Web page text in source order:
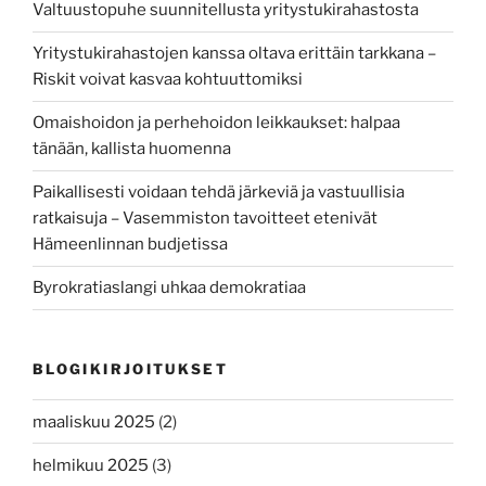
Valtuustopuhe suunnitellusta yritystukirahastosta
Yritystukirahastojen kanssa oltava erittäin tarkkana –
Riskit voivat kasvaa kohtuuttomiksi
Omaishoidon ja perhehoidon leikkaukset: halpaa
tänään, kallista huomenna
Paikallisesti voidaan tehdä järkeviä ja vastuullisia
ratkaisuja – Vasemmiston tavoitteet etenivät
Hämeenlinnan budjetissa
Byrokratiaslangi uhkaa demokratiaa
BLOGIKIRJOITUKSET
maaliskuu 2025 (2)
helmikuu 2025 (3)